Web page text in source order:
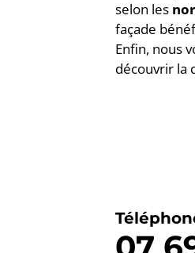
selon les
façade
Enfin, nous
découvrir la